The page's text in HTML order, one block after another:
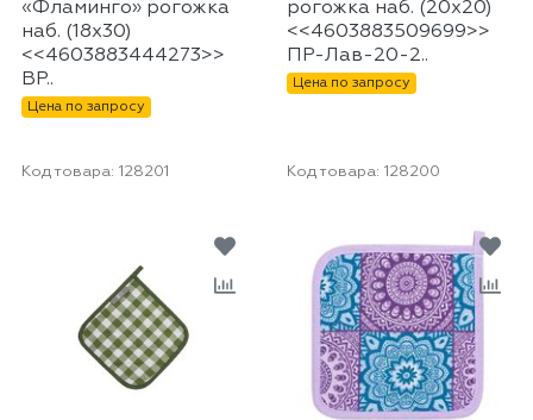
«Фламинго» рогожка
наб. (18х30)
<<4603883444273>>
ВР..
Цена по запросу
рогожка наб. (20х20)
<<4603883509699>>
ПР-Лав-20-2..
Цена по запросу
Код товара: 128201 Код товара: 128200